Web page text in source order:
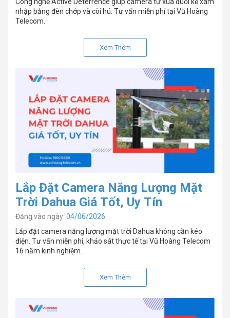
Công nghệ Active Deterrence giúp camera tự xua đuổi kẻ xâm
nhập bằng đèn chớp và còi hú. Tư vấn miễn phí tại Vũ Hoàng
Telecom.
Xem Thêm
Lắp Đặt Camera Năng Lượng Mặt
Trời Dahua Giá Tốt, Uy Tín
Đăng vào ngày: 04/06/2026
Lắp đặt camera năng lượng mặt trời Dahua không cần kéo
điện. Tư vấn miễn phí, khảo sát thực tế tại Vũ Hoàng Telecom
16 năm kinh nghiệm.
Xem Thêm